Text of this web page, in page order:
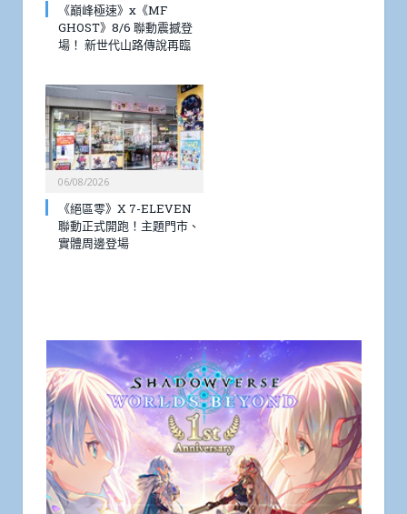
《巔峰極速》x《MF
GHOST》8/6 聯動震撼登
場！ 新世代山路傳說再臨
06/08/2026
《絕區零》X 7-ELEVEN
聯動正式開跑！主題門市、
實體周邊登場